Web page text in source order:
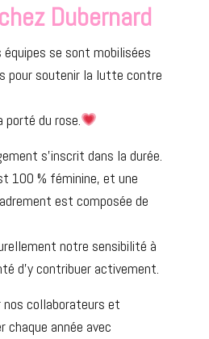
Dubernard
équipes se sont mobilisées
pour soutenir la lutte contre
porté du rose.
s’inscrit dans la durée.
100 % féminine, et une
est composée de
notre sensibilité à
d’y contribuer activement.
nos collaborateurs et
chaque année avec